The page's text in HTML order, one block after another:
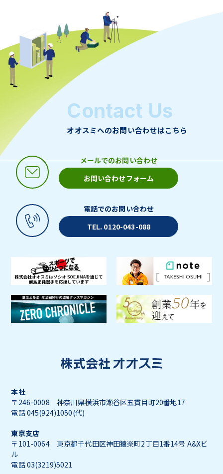
Contact Us
オオスミへのお問い合わせはこちら
メールでのお問い合わせ
お問い合わせフォーム
電話でのお問い合わせ
TEL. 0120-043-088
本社
〒246-0008 神奈川県横浜市瀬谷区五貫目町20番地17
電話 045(924)1050(代)
東京支店
〒101-0064 東京都千代田区神田猿楽町2丁目1番14号 A&Xビ
ル
電話 03(3219)5021